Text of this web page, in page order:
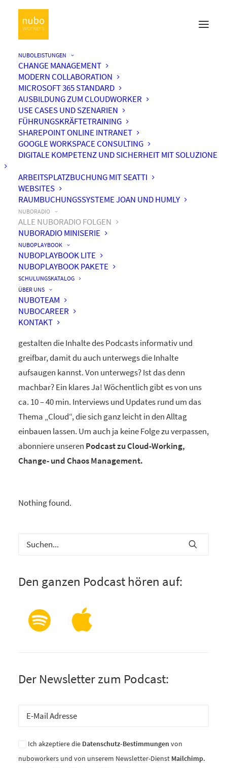
NUBOLEISTUNGEN
CHANGE MANAGEMENT
MODERN COLLABORATION
MICROSOFT 365 STANDARD
AUSBILDUNG ZUM CLOUDWORKER
USE CASES UND SZENARIEN
FÜHRUNGSKRÄFTETRAINING
SHAREPOINT ONLINE INTRANET
GOOGLE WORKSPACE CONSULTING
DIGITALE KOMPETENZ UND SICHERHEIT MIT SOLUZIONE
ARBEITSPLATZBUCHUNG MIT SEATTI
WEBSITES
RAUMBUCHUNGSSYSTEME JOAN UND HUMLY
NUBORADIO
ALLE NUBORADIO FOLGEN
NUBORADIO MINISERIE
NUBOPLAYBOOK
NUBOPLAYBOOK LITE
NUBOPLAYBOOK PAKETE
SCHULUNGSKATALOG
ÜBER UNS
NUBOTEAM
NUBOCAREER
KONTAKT
by nuboworkers GmbH
Herzlich Willkommen! Du hast nuboRadio – unseren
ganz eigenenPodcast zur Digitalisierung
Unsere beiden Moderatoren Dominique und Markus
gestalten die Inhalte des Podcasts informativ und
greifbar, damit du auch unterwegs die Inhalte
aufsaugen kannst. Von unterwegs? Ist das denn
machbar? Ein klares Ja! Wöchentlich gibt es von uns
ca. 10 – 40 min. Interviews und Updates rund um das
Thema „Cloud“, die sich ganz leicht in den Alltag
einbauen lassen. Um auch ja keine Folge zu verpassen,
abonniere unseren Podcast zu Cloud-Working,
Change- und Chaos Management.
Nothing found.
Den ganzen Podcast hören auf:
Der Newsletter zum Podcast:
Ich akzeptiere die Datenschutz-Bestimmungen von
nuboworkers und von unserem Newsletter-Dienst Mailchimp.